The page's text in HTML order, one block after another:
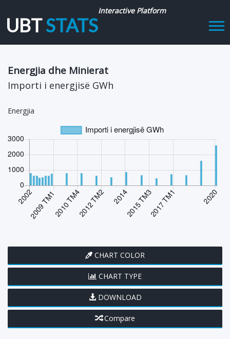
UBTSTATS
Interactive Platform
Energjia dhe Minierat
Importi i energjisë GWh
Energjia
CHART COLOR
CHART TYPE
DOWNLOAD
Compare